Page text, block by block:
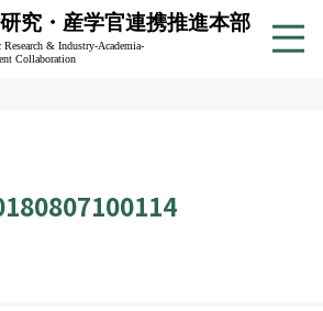
究・産学官連携推進本部
Research & Industry-Academia-
Collaboration